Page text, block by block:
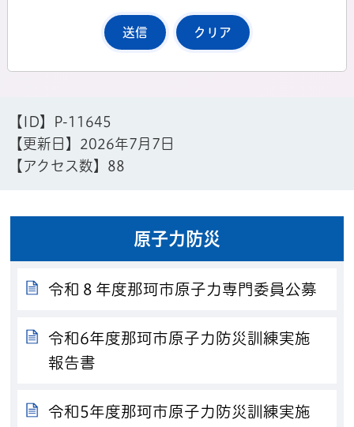
【ID】
P-11645
【更新日】 2026年7月7日
【アクセス数】 88
原子力防災
令和８年度那珂市原子力専門委員公募
令和6年度那珂市原子力防災訓練実施
報告書
令和5年度那珂市原子力防災訓練実施